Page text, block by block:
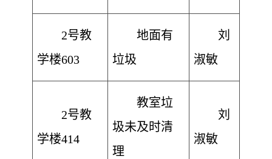
2号教
学楼603
地面有
垃圾
刘
淑敏
2号教
学楼414
教室垃
圾未及时清
理
刘
淑敏